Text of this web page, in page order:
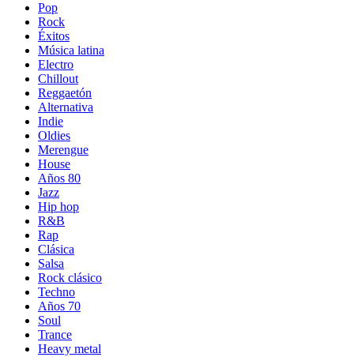
Pop
Rock
Éxitos
Música latina
Electro
Chillout
Reggaetón
Alternativa
Indie
Oldies
Merengue
House
Años 80
Jazz
Hip hop
R&B
Rap
Clásica
Salsa
Rock clásico
Techno
Años 70
Soul
Trance
Heavy metal